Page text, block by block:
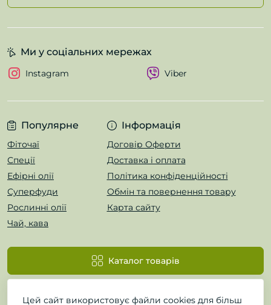
Популярне
Фіточаї
Спеції
Ефірні олії
Суперфуди
Рослинні олії
Чай, кава
Інформація
Договір Оферти
Доставка і оплата
Політика конфіденційності
Обмін та повернення товару
Карта сайту
Каталог товарів
Ми у соціальних мережах
Instagram Viber
Цей сайт використовує файли cookies для більш